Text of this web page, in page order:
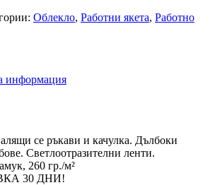
Облекло, Работни якета, Работно
информация
се ръкави и качулка. Дълбоки
Светлоотразителни ленти.
260 гр./м²
30 ДНИ!